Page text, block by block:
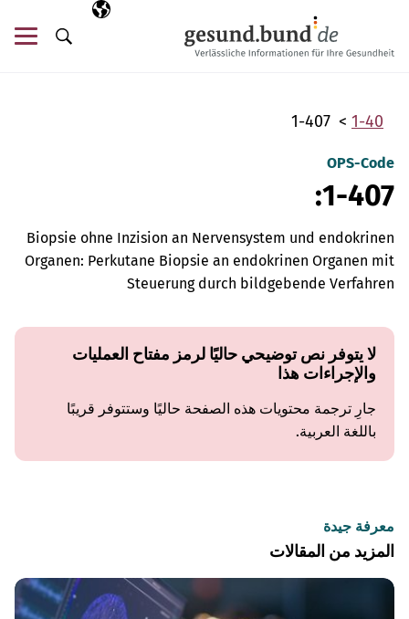
اللغة المختارة
AR
البحث
1-40
1-407
OPS-Code
1-407:
Biopsie ohne Inzision an Nervensystem und endokrinen
Organen: Perkutane Biopsie an endokrinen Organen mit
Steuerung durch bildgebende Verfahren
لا يتوفر نص توضيحي حاليًا لرمز مفتاح العمليات
والإجراءات هذا
جارِ ترجمة محتويات هذه الصفحة حاليًا وستتوفر قريبًا
باللغة العربية.
معرفة جيدة
المزيد من المقالات